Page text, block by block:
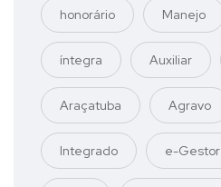
honorário Manejo
íntegra Auxiliar
Araçatuba Agravo
Integrado e-Gestor